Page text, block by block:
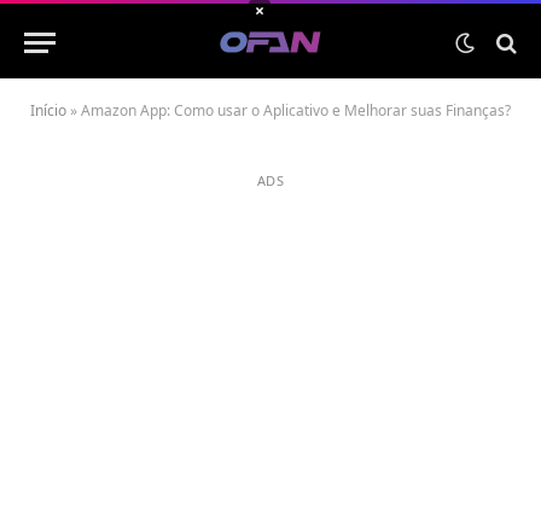
Início »Amazon App: Como usar o Aplicativo e Melhorar suas Finanças?
ADS
×